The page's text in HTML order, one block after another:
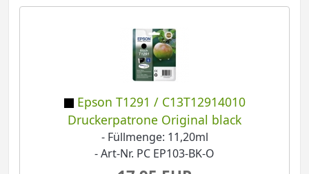
Epson T1291 / C13T12914010
Druckerpatrone Original black
- Füllmenge: 11,20ml
- Art-Nr. PC EP103-BK-O